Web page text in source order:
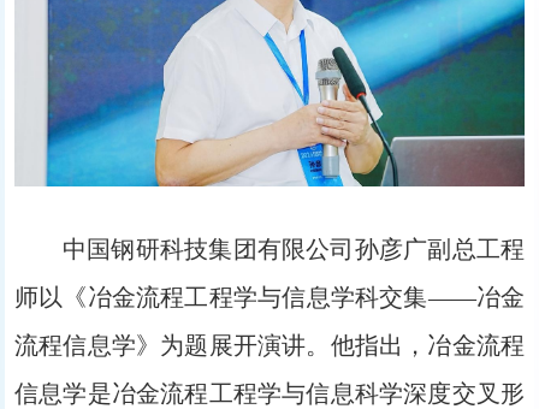
中国钢研科技集团有限公司孙彦广副总工程
师以《冶金流程工程学与信息学科交集——冶金
流程信息学》为题展开演讲。他指出，冶金流程
信息学是冶金流程工程学与信息科学深度交叉形